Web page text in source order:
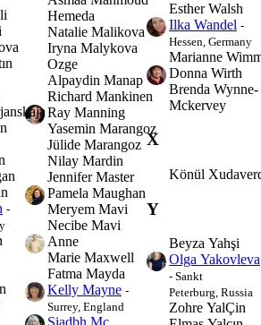
-
Hemeda
Natalie Malikova
Iryna Malykova
Ozge
Alpaydin Manap
Richard Mankinen
Ray Manning
Yasemin Marangoz
Jülide Marangoz
Nilay Mardin
Jennifer Master
Pamela Maughan
Meryem Mavi
Necibe Mavi
Anne
Marie Maxwell
Fatma Mayda
Kelly Mayne -
Surrey, England
Siadbh Mc
Esther Walsh
Ilka Wandel -
Hessen, Germany
Marianne
Donna Wirth
Brenda Wynne-
Mckervey
X
Könül
Y
Beyza Yahşi
Olga Yakovleva
- Sankt
Peterburg, Russia
Zohre YalÇin